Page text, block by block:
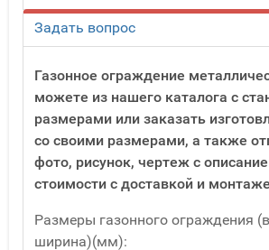
Задать вопрос
Газонное ограждение
можете из нашего каталога с
размерами или заказать
со своими размерами, а также
фото, рисунок, чертеж с
стоимости с доставкой и
Размеры газонного ограждения
ширина)(мм):